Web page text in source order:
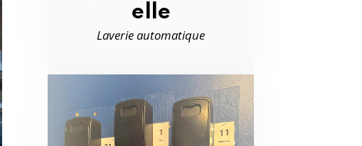
elle
Laverie automatique